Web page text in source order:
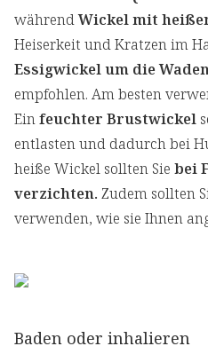
währendWickel mit
Heiserkeit und Kratzen im
Essigwickel um die
empfohlen. Am besten
Einfeuchter Brustwickel
entlasten und dadurch bei
heiße Wickel sollten Sie bei
verzichten. Zudem sollten
verwenden, wie sie Ihnen
Baden oder inhalieren